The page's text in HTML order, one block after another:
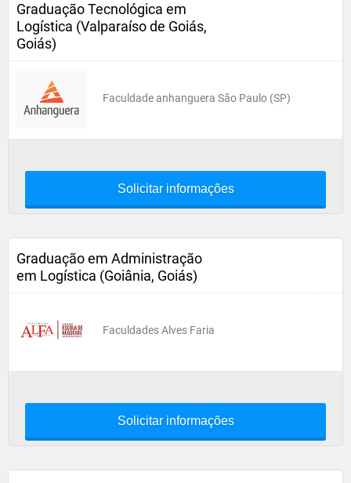
Graduação Tecnológica em
Logística (Valparaíso de Goiás,
Goiás)
Faculdade anhanguera São Paulo (SP)
Solicitar informações
Graduação em Administração
em Logística (Goiânia, Goiás)
Faculdades Alves Faria
Solicitar informações